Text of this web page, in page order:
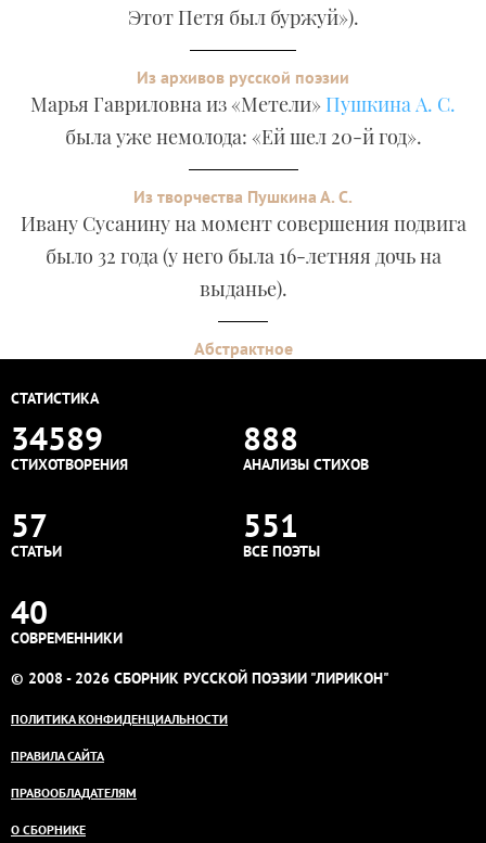
Этот Петя был буржуй»).
Из архивов русской поэзии
Марья Гавриловна из «Метели» Пушкина А. С.
была уже немолода: «Ей шел 20-й год».
Из творчества Пушкина А. С.
Ивану Сусанину на момент совершения подвига
было 32 года (у него была 16-летняя дочь на
выданье).
Абстрактное
СТАТИСТИКА
34589
СТИХОТВОРЕНИЯ
888
АНАЛИЗЫ СТИХОВ
57
СТАТЬИ
551
ВСЕ ПОЭТЫ
40
СОВРЕМЕННИКИ
© 2008 - 2026 СБОРНИК РУССКОЙ ПОЭЗИИ "ЛИРИКОН"
ПОЛИТИКА КОНФИДЕНЦИАЛЬНОСТИ
ПРАВИЛА САЙТА
ПРАВООБЛАДАТЕЛЯМ
О СБОРНИКЕ